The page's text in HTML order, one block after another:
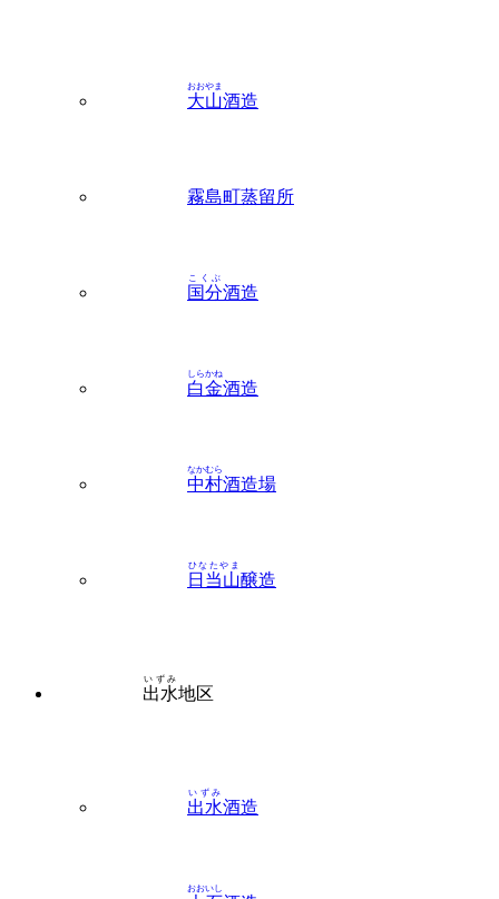
大山
おおやま
酒造
霧島町蒸留所
国分
こくぶ
酒造
白金
しらかね
酒造
中村
なかむら
酒造場
日当山
ひなたやま
醸造
出水
いずみ
地区
出水
いずみ
酒造
おおいし